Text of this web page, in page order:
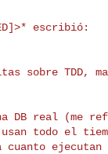
escribió:
sobre TDD,
real (me
todo el
cuanto